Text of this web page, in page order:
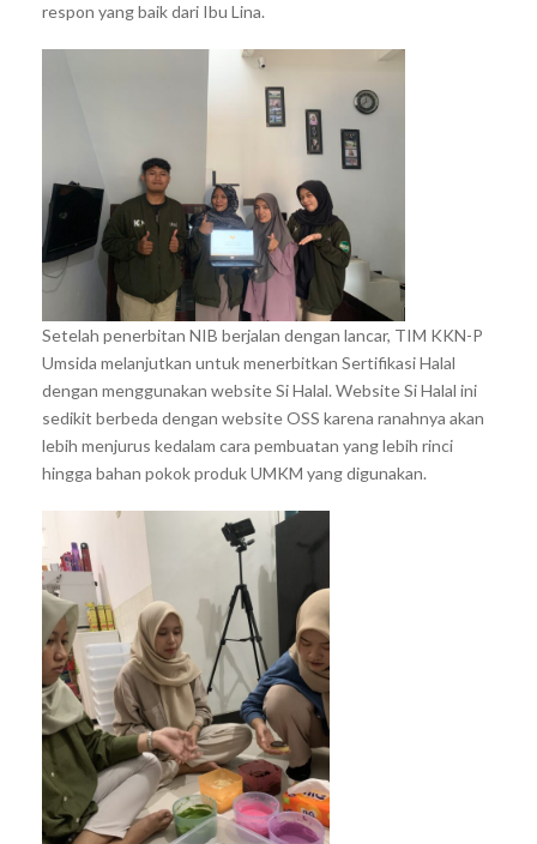
respon yang baik dari Ibu Lina.
Setelah penerbitan NIB berjalan dengan lancar, TIM KKN-P
Umsida melanjutkan untuk menerbitkan Sertifikasi Halal
dengan menggunakan website Si Halal. Website Si Halal ini
sedikit berbeda dengan website OSS karena ranahnya akan
lebih menjurus kedalam cara pembuatan yang lebih rinci
hingga bahan pokok produk UMKM yang digunakan.